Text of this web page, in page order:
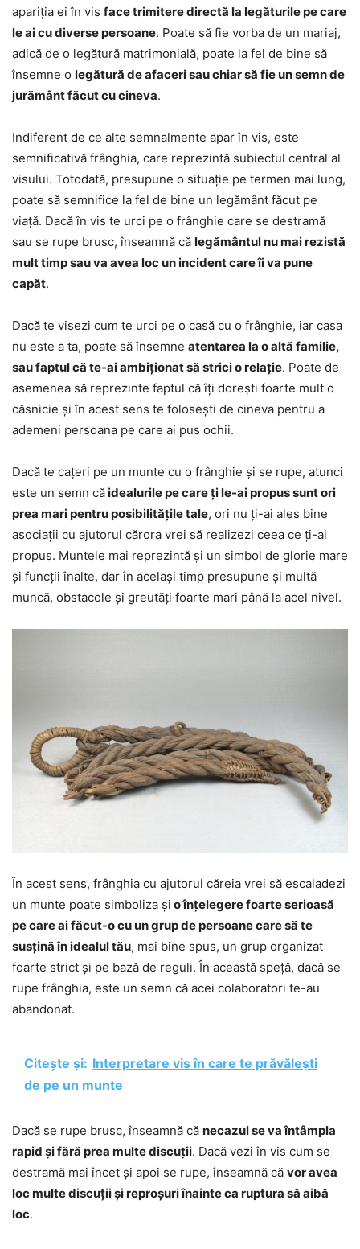
apariția ei în vis face trimitere directă la legăturile pe care
le ai cu diverse persoane. Poate să fie vorba de un mariaj,
adică de o legătură matrimonială, poate la fel de bine să
însemne o legătură de afaceri sau chiar să fie un semn de
jurământ făcut cu cineva.
Indiferent de ce alte semnalmente apar în vis, este
semnificativă frânghia, care reprezintă subiectul central al
visului. Totodată, presupune o situație pe termen mai lung,
poate să semnifice la fel de bine un legământ făcut pe
viață. Dacă în vis te urci pe o frânghie care se destramă
sau se rupe brusc, înseamnă că legământul nu mai rezistă
mult timp sau va avea loc un incident care îi va pune
capăt.
Dacă te visezi cum te urci pe o casă cu o frânghie, iar casa
nu este a ta, poate să însemne atentarea la o altă familie,
sau faptul că te-ai ambiționat să strici o relație. Poate de
asemenea să reprezinte faptul că îți dorești foarte mult o
căsnicie și în acest sens te folosești de cineva pentru a
ademeni persoana pe care ai pus ochii.
Dacă te cațeri pe un munte cu o frânghie și se rupe, atunci
este un semn căidealurile pe care ți le-ai propus sunt ori
prea mari pentru posibilitățile tale, ori nu ți-ai ales bine
asociații cu ajutorul cărora vrei să realizezi ceea ce ți-ai
propus. Muntele mai reprezintă și un simbol de glorie mare
și funcții înalte, dar în același timp presupune și multă
muncă, obstacole și greutăți foarte mari până la acel nivel.
În acest sens, frânghia cu ajutorul căreia vrei să escaladezi
un munte poate simboliza și o înțelegere foarte serioasă
pe care ai făcut-o cu un grup de persoane care să te
susțină în idealul tău, mai bine spus, un grup organizat
foarte strict și pe bază de reguli. În această speță, dacă se
rupe frânghia, este un semn că acei colaboratori te-au
abandonat.
Citește și: Interpretare vis în care te prăvălești
de pe un munte
Dacă se rupe brusc, înseamnă că necazul se va întâmpla
rapid și fără prea multe discuții. Dacă vezi în vis cum se
destramă mai încet și apoi se rupe, înseamnă că vor avea
loc multe discuții și reproșuri înainte ca ruptura să aibă
loc.